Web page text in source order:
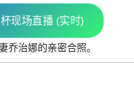
现场直播 (实时)
乔治娜的亲密合照。